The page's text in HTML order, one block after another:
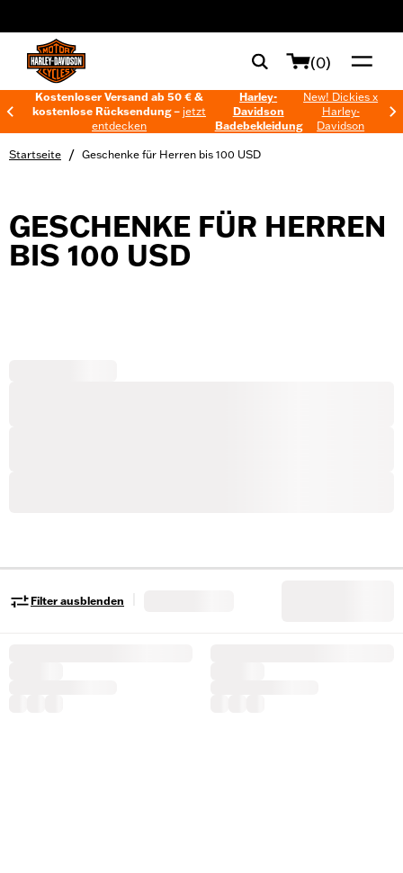
(0)
Kostenloser Versand ab 50 € &
kostenlose Rücksendung – jetzt
entdecken
Harley-
Davidson
Badebekleidung
New! Dickies x
Harley-
Davidson
Startseite / Geschenke für Herren bis 100 USD
GESCHENKE FÜR HERREN
BIS 100 USD
Filter ausblenden